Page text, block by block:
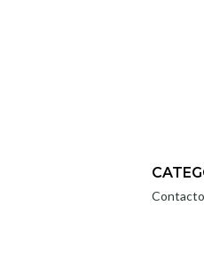
Contacto